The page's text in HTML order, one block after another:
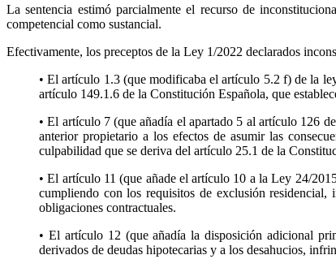
La sentencia estimó parcialmente el recurso de
competencial como sustancial.
Efectivamente, los preceptos de la Ley 1/2022 declarados
• El artículo 1.3 (que modificaba el artículo 5.2 f) de la
artículo 149.1.6 de la Constitución Española, que
• El artículo 7 (que añadía el apartado 5 al artículo 126
anterior propietario a los efectos de asumir las
culpabilidad que se deriva del artículo 25.1 de la
• El artículo 11 (que añade el artículo 10 a la Ley 24/
cumpliendo con los requisitos de exclusión
obligaciones contractuales.
• El artículo 12 (que añadía la disposición adicional
derivados de deudas hipotecarias y a los desahucios,